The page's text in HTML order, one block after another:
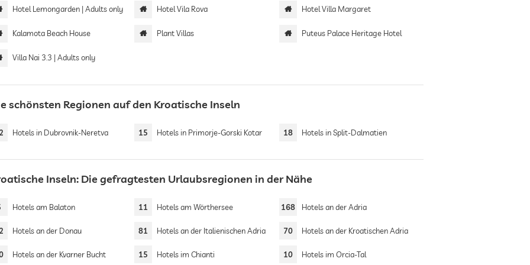
Hotel Lemongarden | Adults only Hotel Vila Rova Hotel Villa Margaret
Kalamota Beach House Plant Villas Puteus Palace Heritage Hotel
Villa Nai 3.3 | Adults only
schönsten Regionen auf den Kroatische Inseln
Hotels in Dubrovnik-Neretva 15 Hotels in Primorje-Gorski Kotar 18 Hotels in Split-Dalmatien
Inseln: Die gefragtesten Urlaubsregionen in der Nähe
Hotels am Balaton 11 Hotels am Wörthersee 168 Hotels an der Adria
Hotels an der Donau 81 Hotels an der Italienischen Adria 70 Hotels an der Kroatischen Adria
Hotels an der Kvarner Bucht 15 Hotels im Chianti 10 Hotels im Orcia-Tal